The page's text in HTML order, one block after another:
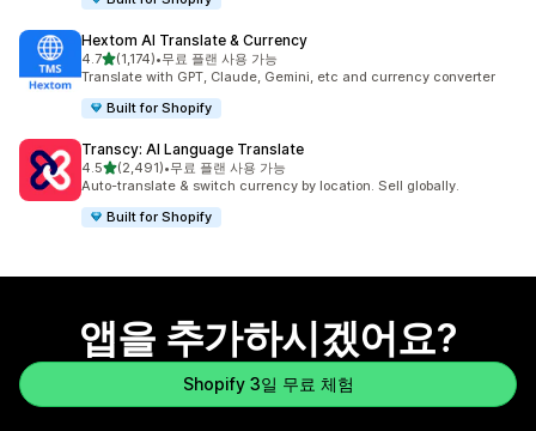
Hextom AI Translate & Currency
4.7별 5개 중
(1,174)
총 리뷰 1174개
•무료 플랜 사용 가능
Translate with GPT, Claude, Gemini, etc and currency converter
Built for Shopify
Transcy: AI Language Translate
4.5별 5개 중
(2,491)
총 리뷰 2491개
•무료 플랜 사용 가능
Auto-translate & switch currency by location. Sell globally.
Built for Shopify
앱을 추가하시겠어요?
Shopify 3일 무료 체험